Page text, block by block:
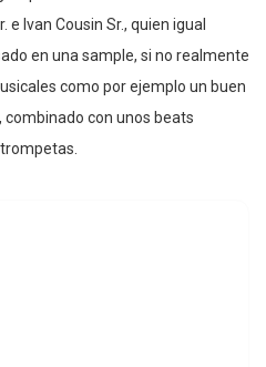
e Ivan Cousin Sr., quien igual
en una sample, si no realmente
como por ejemplo un buen
combinado con unos beats